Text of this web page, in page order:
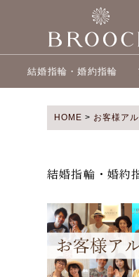
結婚指輪・婚約指輪
HOME > お客様ア
結婚指輪・婚約